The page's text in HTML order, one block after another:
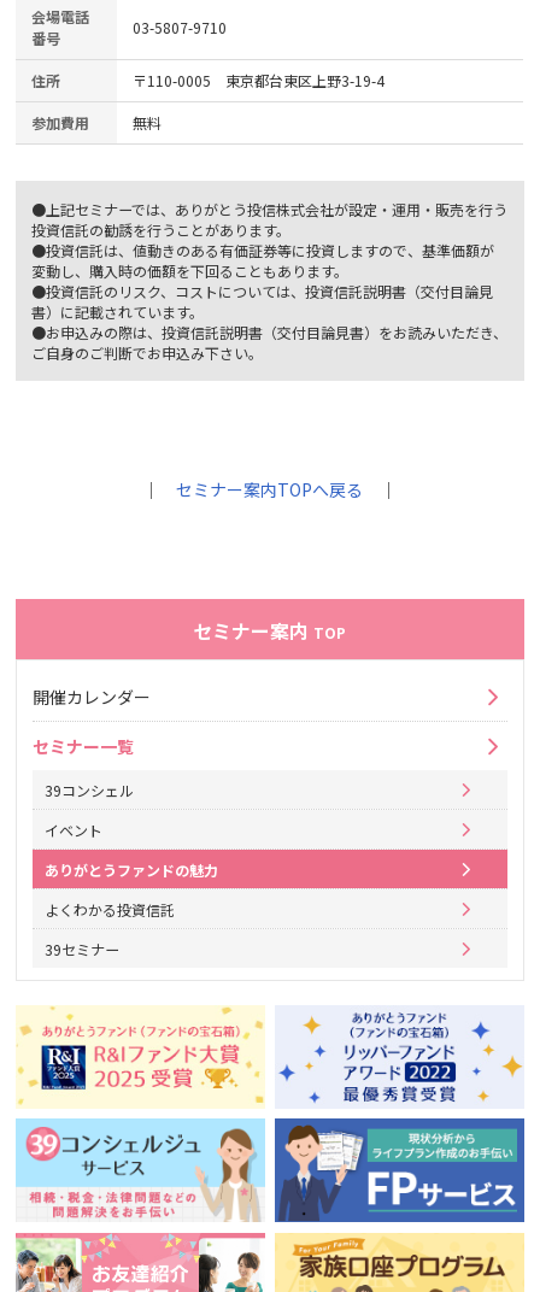
会場電話
番号
03-5807-9710
住所 〒110-0005 東京都台東区上野3-19-4
参加費用 無料
●上記セミナーでは、ありがとう投信株式会社が設定・運用・販売を行う
投資信託の勧誘を行うことがあります。
●投資信託は、値動きのある有価証券等に投資しますので、基準価額が
変動し、購入時の価額を下回ることもあります。
●投資信託のリスク、コストについては、投資信託説明書（交付目論見
書）に記載されています。
●お申込みの際は、投資信託説明書（交付目論見書）をお読みいただき、
ご自身のご判断でお申込み下さい。
｜セミナー案内TOPへ戻る ｜
セミナー案内 TOP
開催カレンダー
セミナー一覧
39コンシェル
イベント
ありがとうファンドの魅力
よくわかる投資信託
39セミナー